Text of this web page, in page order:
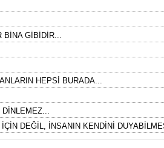
BİNA GİBİDİR...
HEPSİ BURADA...
DİNLEMEZ...
DEĞİL, İNSANIN KENDİNİ